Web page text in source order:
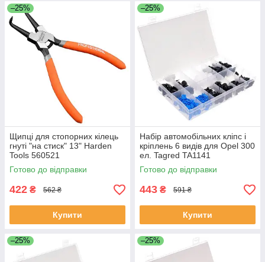
–25%
Щипці для стопорних кілець
гнуті "на стиск" 13" Harden
Tools 560521
Готово до відправки
422 ₴ 562 ₴
Купити
–25%
Набір автомобільних кліпс і
кріплень 6 видів для Opel 300
ел. Tagred TA1141
Готово до відправки
443 ₴ 591 ₴
Купити
–25% –25%